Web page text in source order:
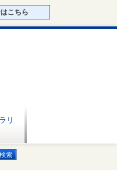
こちら
リ